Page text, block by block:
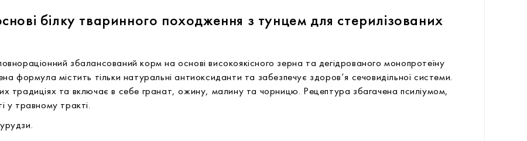
білку тваринного походження з тунцем для стерилізованих
збалансований корм на основі високоякісного зерна та дегідрованого монопротеїну
формула містить тільки натуральні антиоксиданти та забезпечує здоров’я сечовидільної системи.
традиціях та включає в себе гранат, ожину, малину та чорницю. Рецептура збагачена псиліумом,
у травному тракті.